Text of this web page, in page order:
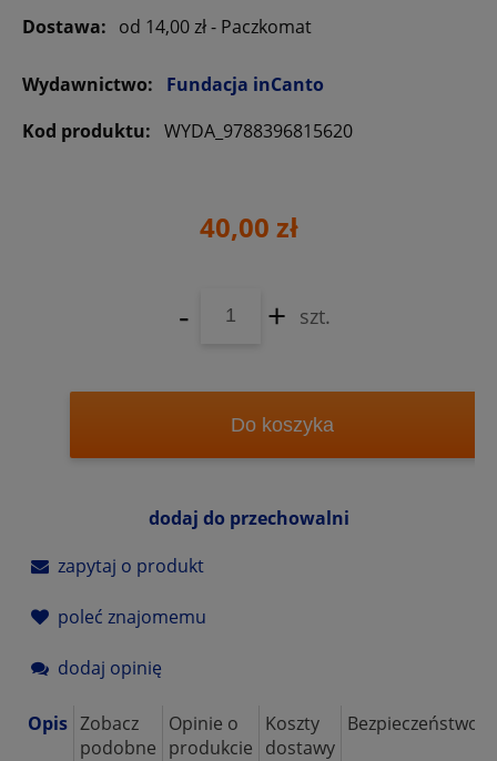
Dostawa: od 14,00 zł- Paczkomat
Wydawnictwo:
Fundacja inCanto
Kod produktu: WYDA_9788396815620
40,00 zł
- + szt.
Do koszyka
dodaj do przechowalni
zapytaj o produkt
poleć znajomemu
dodaj opinię
Opis Zobacz
podobne
Opinie o
produkcie
Koszty
dostawy
Bezpieczeństwo